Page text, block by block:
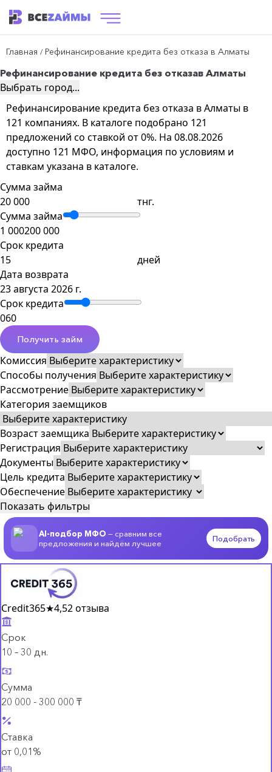
Главная / Рефинансирование кредита без отказа в Алматы
Рефинансирование кредита без отказав Алматы
Выбрать город...
Рефинансирование кредита без отказа в Алматы в
121 компаниях. В каталоге подобрано 121
предложений со ставкой от 0%. На 08.08.2026
доступно 121 МФО, информация по условиям и
ставкам указана в каталоге.
Сумма займа
тнг.
Сумма займа
1 000200 000
Срок кредита
дней
Дата возврата
23 августа 2026 г.
Срок кредита
060
Получить займ
Комиссия
Способы получения
Рассмотрение
Категория заемщиков
Возраст заемщика
Регистрация
Документы
Цель кредита
Обеспечение
Показать фильтры
AI-подбор МФО — сравним все
предложения и найдём лучшее
Подобрать
Credit365★4,52 отзыва
Срок
10 – 30 дн.
Сумма
20 000 - 300 000 ₸
Ставка
от 0,01%